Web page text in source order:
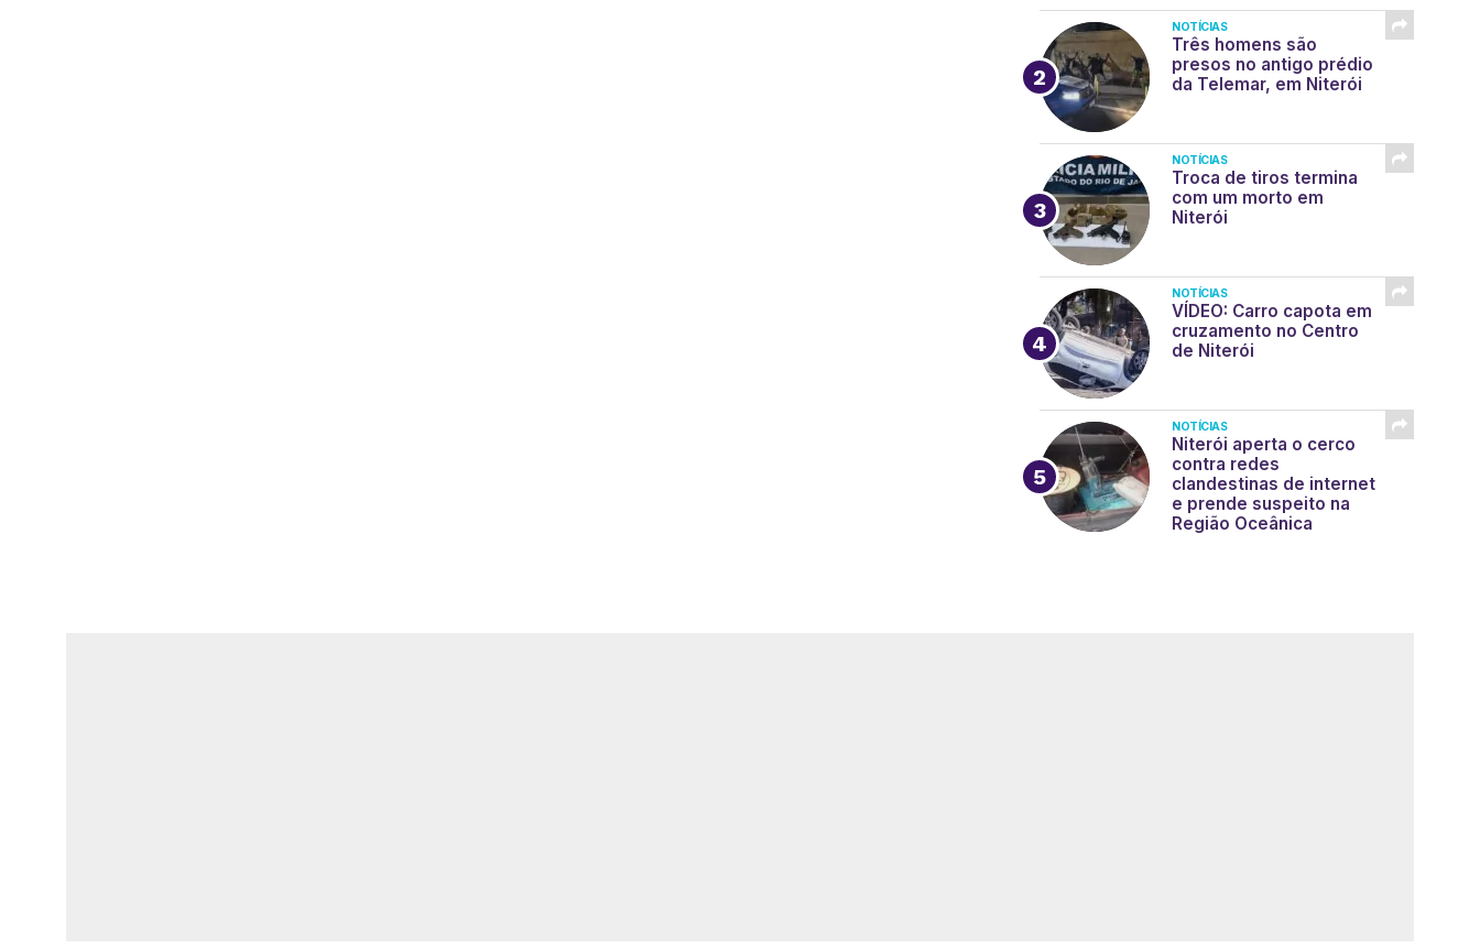
NOTÍCIAS
Três homens são
presos no antigo prédio
da Telemar, em Niterói
NOTÍCIAS
Troca de tiros termina
com um morto em
Niterói
NOTÍCIAS
VÍDEO: Carro capota em
cruzamento no Centro
de Niterói
NOTÍCIAS
Niterói aperta o cerco
contra redes
clandestinas de internet
e prende suspeito na
Região Oceânica